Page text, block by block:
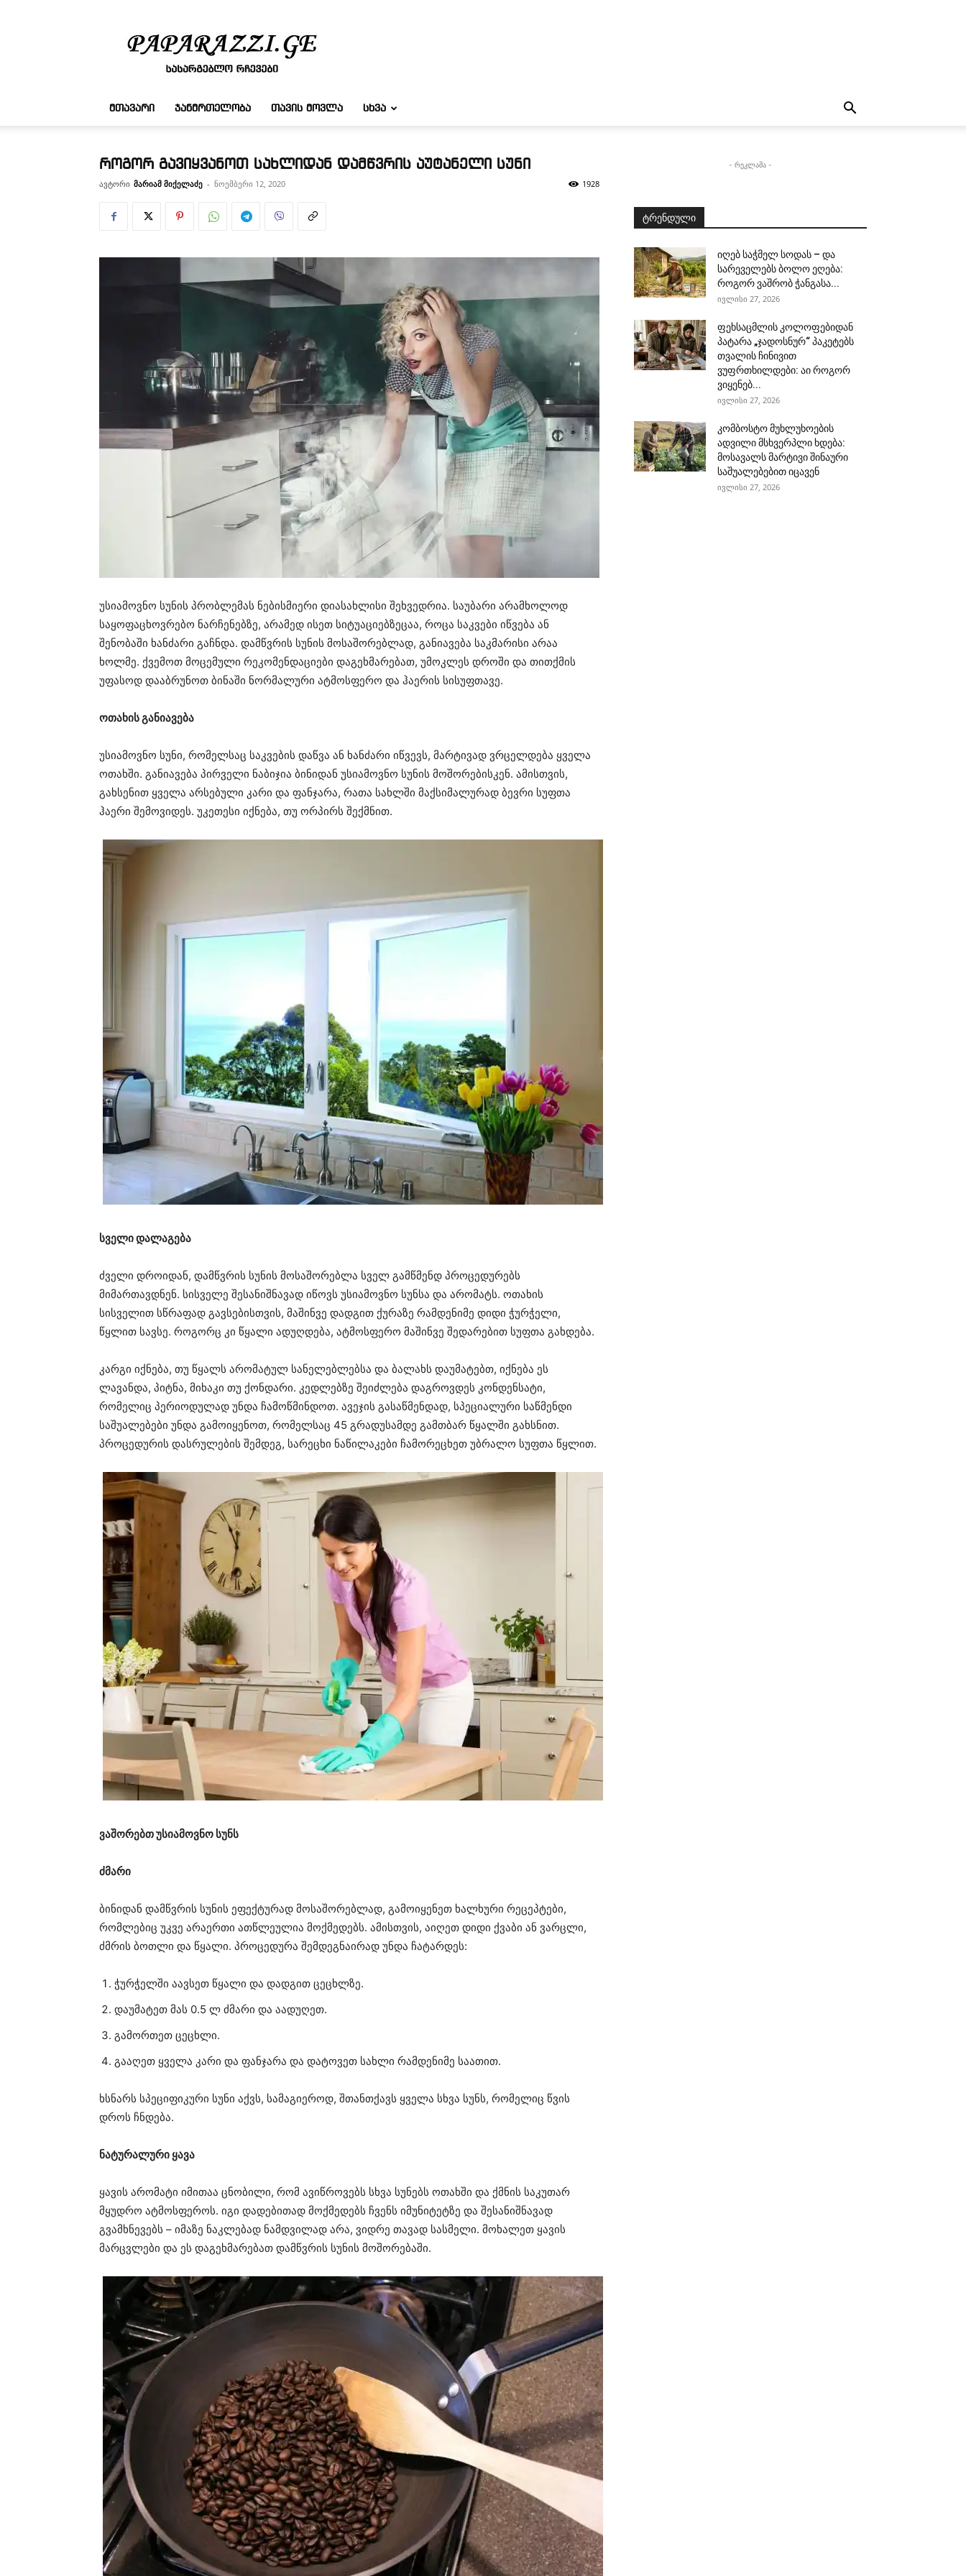
რჩევები
ᲛᲗᲐᲕᲐᲠᲘ ᲯᲐᲜᲛᲠᲗᲔᲚᲝᲑᲐ ᲗᲐᲕᲘᲡ ᲛᲝᲕᲚᲐ ᲡᲮᲕᲐ
როგორ გავიყვანოთ სახლიდან დამწვრის აუტანელი სუნი
ავტორი მარიამ მიქელაძე - ნოემბერი 12, 2020 1928
უსიამოვნო სუნის პრობლემას ნებისმიერი დიასახლისი შეხვედრია. საუბარი არამხოლოდ
საყოფაცხოვრებო ნარჩენებზე, არამედ ისეთ სიტუაციებზეცაა, როცა საკვები იწვება ან
შენობაში ხანძარი გაჩნდა. დამწვრის სუნის მოსაშორებლად, განიავება საკმარისი არაა
ხოლმე. ქვემოთ მოცემული რეკომენდაციები დაგეხმარებათ, უმოკლეს დროში და თითქმის
უფასოდ დააბრუნოთ ბინაში ნორმალური ატმოსფერო და ჰაერის სისუფთავე.
ოთახის განიავება
უსიამოვნო სუნი, რომელსაც საკვების დაწვა ან ხანძარი იწვევს, მარტივად ვრცელდება ყველა
ოთახში. განიავება პირველი ნაბიჯია ბინიდან უსიამოვნო სუნის მოშორებისკენ. ამისთვის,
გახსენით ყველა არსებული კარი და ფანჯარა, რათა სახლში მაქსიმალურად ბევრი სუფთა
ჰაერი შემოვიდეს. უკეთესი იქნება, თუ ორპირს შექმნით.
სველი დალაგება
ძველი დროიდან, დამწვრის სუნის მოსაშორებლა სველ გამწმენდ პროცედურებს
მიმართავდნენ. სისველე შესანიშნავად იწოვს უსიამოვნო სუნსა და არომატს. ოთახის
სისველით სწრაფად გავსებისთვის, მაშინვე დადგით ქურაზე რამდენიმე დიდი ჭურჭელი,
წყლით სავსე. როგორც კი წყალი ადუღდება, ატმოსფერო მაშინვე შედარებით სუფთა გახდება.
კარგი იქნება, თუ წყალს არომატულ სანელებლებსა და ბალახს დაუმატებთ, იქნება ეს
ლავანდა, პიტნა, მიხაკი თუ ქონდარი. კედლებზე შეიძლება დაგროვდეს კონდენსატი,
რომელიც პერიოდულად უნდა ჩამოწმინდოთ. ავეჯის გასაწმენდად, სპეციალური საწმენდი
საშუალებები უნდა გამოიყენოთ, რომელსაც 45 გრადუსამდე გამთბარ წყალში გახსნით.
პროცედურის დასრულების შემდეგ, სარეცხი ნაწილაკები ჩამორეცხეთ უბრალო სუფთა წყლით.
ვაშორებთ უსიამოვნო სუნს
ძმარი
ბინიდან დამწვრის სუნის ეფექტურად მოსაშორებლად, გამოიყენეთ ხალხური რეცეპტები,
რომლებიც უკვე არაერთი ათწლეულია მოქმედებს. ამისთვის, აიღეთ დიდი ქვაბი ან ვარცლი,
ძმრის ბოთლი და წყალი. პროცედურა შემდეგნაირად უნდა ჩატარდეს:
ჭურჭელში აავსეთ წყალი და დადგით ცეცხლზე.
დაუმატეთ მას 0.5 ლ ძმარი და აადუღეთ.
გამორთეთ ცეცხლი.
გააღეთ ყველა კარი და ფანჯარა და დატოვეთ სახლი რამდენიმე საათით.
ხსნარს სპეციფიკური სუნი აქვს, სამაგიეროდ, შთანთქავს ყველა სხვა სუნს, რომელიც წვის
დროს ჩნდება.
ნატურალური ყავა
ყავის არომატი იმითაა ცნობილი, რომ ავიწროვებს სხვა სუნებს ოთახში და ქმნის საკუთარ
მყუდრო ატმოსფეროს. იგი დადებითად მოქმედებს ჩვენს იმუნიტეტზე და შესანიშნავად
გვამხნევებს – იმაზე ნაკლებად ნამდვილად არა, ვიდრე თავად სასმელი. მოხალეთ ყავის
მარცვლები და ეს დაგეხმარებათ დამწვრის სუნის მოშორებაში.
- რეკლამა -
ტრენდული
იღებ საჭმელ სოდას – და
სარეველებს ბოლო ეღება:
როგორ ვაშრობ ჭანგასა...
ივლისი 27, 2026
ფეხსაცმლის კოლოფებიდან
პატარა „ჯადოსნურ“ პაკეტებს
თვალის ჩინივით
ვუფრთხილდები: აი როგორ
ვიყენებ...
ივლისი 27, 2026
კომბოსტო მუხლუხოების
ადვილი მსხვერპლი ხდება:
მოსავალს მარტივი შინაური
საშუალებებით იცავენ
ივლისი 27, 2026